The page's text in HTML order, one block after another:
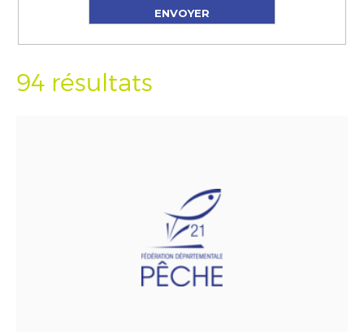
94 résultats